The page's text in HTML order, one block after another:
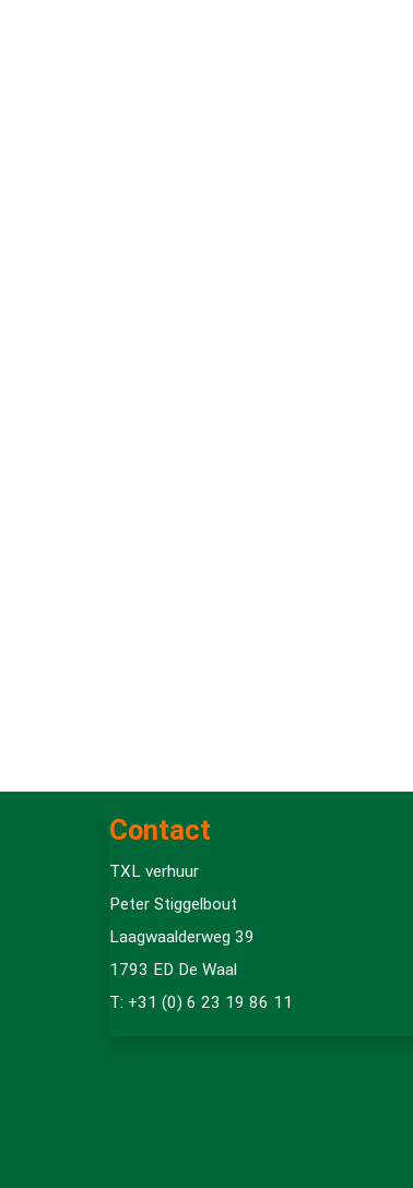
Contact
TXL verhuur
Peter Stiggelbout
Laagwaalderweg 39
1793 ED De Waal
T: +31 (0) 6 23 19 86 11